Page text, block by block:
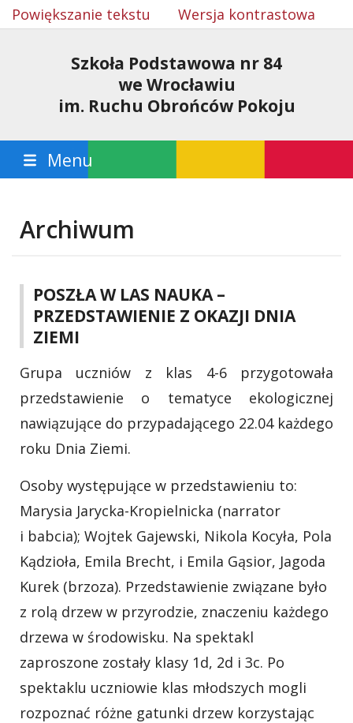
Powiększanie tekstu Wersja kontrastowa
Szkoła Podstawowa nr 84
we Wrocławiu
im. Ruchu Obrońców Pokoju
Menu
Archiwum
POSZŁA W LAS NAUKA –
PRZEDSTAWIENIE Z OKAZJI DNIA
ZIEMI
Grupa uczniów z klas 4-6 przygotowała
przedstawienie o tematyce ekologicznej
nawiązujące do przypadającego 22.04 każdego
roku Dnia Ziemi.
Osoby występujące w przedstawieniu to:
Marysia Jarycka-Kropielnicka (narrator
i babcia); Wojtek Gajewski, Nikola Kocyła, Pola
Kądzioła, Emila Brecht, i Emila Gąsior, Jagoda
Kurek (brzoza). Przedstawienie związane było
z rolą drzew w przyrodzie, znaczeniu każdego
drzewa w środowisku. Na spektakl
zaproszone zostały klasy 1d, 2d i 3c. Po
spektaklu uczniowie klas młodszych mogli
rozpoznać różne gatunki drzew korzystając